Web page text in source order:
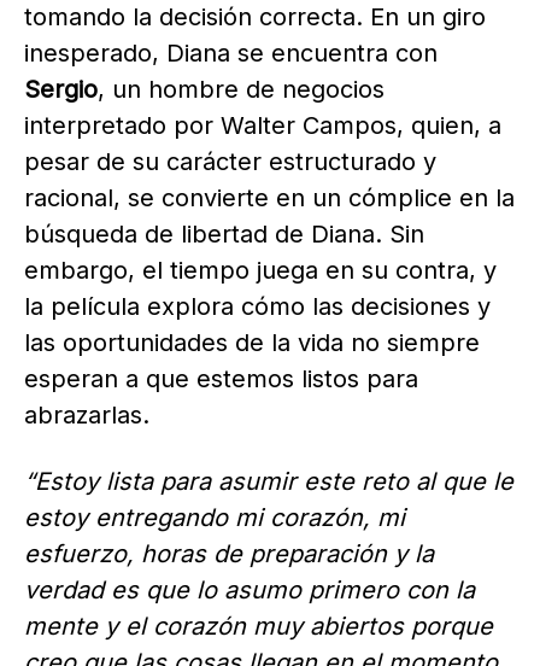
tomando la decisión correcta. En un giro
inesperado, Diana se encuentra con
Sergio, un hombre de negocios
interpretado por Walter Campos, quien, a
pesar de su carácter estructurado y
racional, se convierte en un cómplice en la
búsqueda de libertad de Diana. Sin
embargo, el tiempo juega en su contra, y
la película explora cómo las decisiones y
las oportunidades de la vida no siempre
esperan a que estemos listos para
abrazarlas.
“Estoy lista para asumir este reto al que le
estoy entregando mi corazón, mi
esfuerzo, horas de preparación y la
verdad es que lo asumo primero con la
mente y el corazón muy abiertos porque